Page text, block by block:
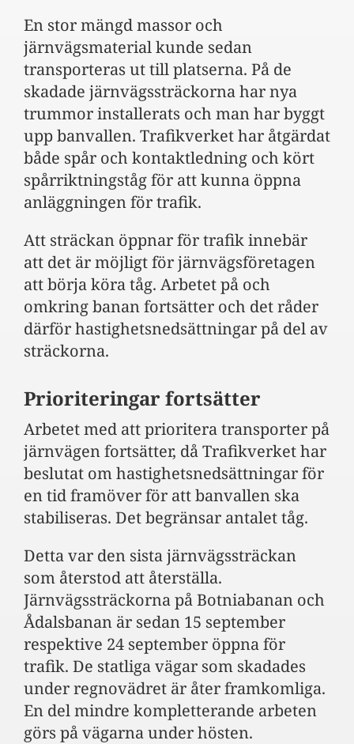
En stor mängd massor och
järnvägsmaterial kunde sedan
transporteras ut till platserna. På de
skadade järnvägssträckorna har nya
trummor installerats och man har byggt
upp banvallen. Trafikverket har åtgärdat
både spår och kontaktledning och kört
spårriktningståg för att kunna öppna
anläggningen för trafik.
​Att sträckan öppnar för trafik innebär
att det är möjligt för järnvägsföretagen
att börja köra tåg. Arbetet på och
omkring banan fortsätter och det råder
därför hastighetsnedsättningar på del av
sträckorna.
Prioriteringar fortsätter
Arbetet med att prioritera transporter på
järnvägen fortsätter, då Trafikverket har
beslutat om hastighetsnedsättningar för
en tid framöver för att banvallen ska
stabiliseras. Det begränsar antalet tåg.
Detta var den sista järnvägssträckan
som återstod att återställa.
Järnvägssträckorna på Botniabanan och
Ådalsbanan är sedan 15 september
respektive 24 september öppna för
trafik. De statliga vägar som skadades
under regnovädret är åter framkomliga.
En del mindre kompletterande arbeten
görs på vägarna under hösten.